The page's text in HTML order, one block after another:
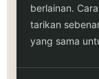
berlainan.
tarikan
yang sama